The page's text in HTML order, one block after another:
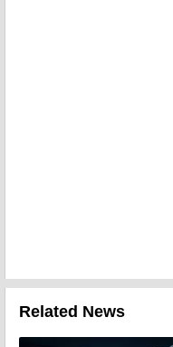
Related News